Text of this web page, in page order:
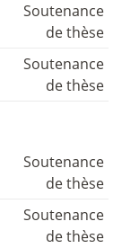
Soutenance
de thèse
Soutenance
de thèse
Soutenance
de thèse
Soutenance
de thèse